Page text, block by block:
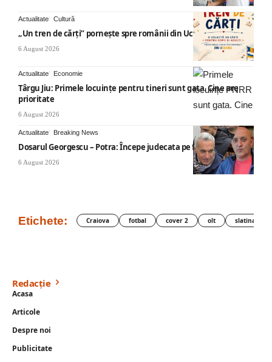
Actualitate Cultură
„Un tren de cărți” pornește spre românii din Ucraina
6 August 2026
Actualitate Economie
Târgu Jiu: Primele locuințe pentru tineri sunt gata. Cine are
prioritate
6 August 2026
Actualitate Breaking News
Dosarul Georgescu – Potra: Începe judecata pe fond
6 August 2026
Etichete: Craiova fotbal cover 2 olt slatina
Redacție
Acasa
Articole
Despre noi
Publicitate